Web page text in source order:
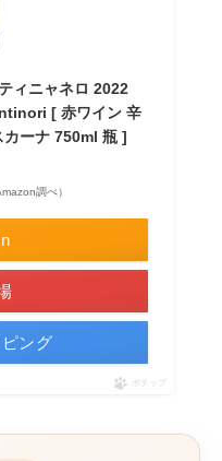
ィニャネロ 2022
[ 赤ワイン 辛
カーナ 750ml 瓶 ]
調べ）
ング
ポチップ